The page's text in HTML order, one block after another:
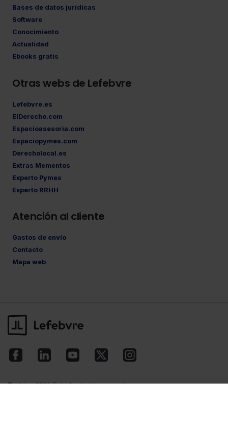
Bases de datos jurídicas
Software
Conocimiento
Actualidad
Ebooks gratis
Otras webs de Lefebvre
Lefebvre.es
ElDerecho.com
Espacioasesoria.com
Espaciopymes.com
Derecholocal.es
Extras Mementos
Experto Pymes
Experto RRHH
Atención al cliente
Gastos de envío
Contacto
Mapa web
©Lefebvre2026. Todos los derechos reservados.